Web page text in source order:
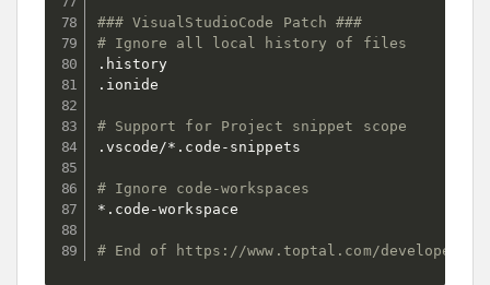
### VisualStudioCode Patch ###
# Ignore all local history of files
.history
.ionide
# Support for Project snippet scope
.vscode/*.code-snippets
# Ignore code-workspaces
*.code-workspace
# End of https://www.toptal.com/developers/